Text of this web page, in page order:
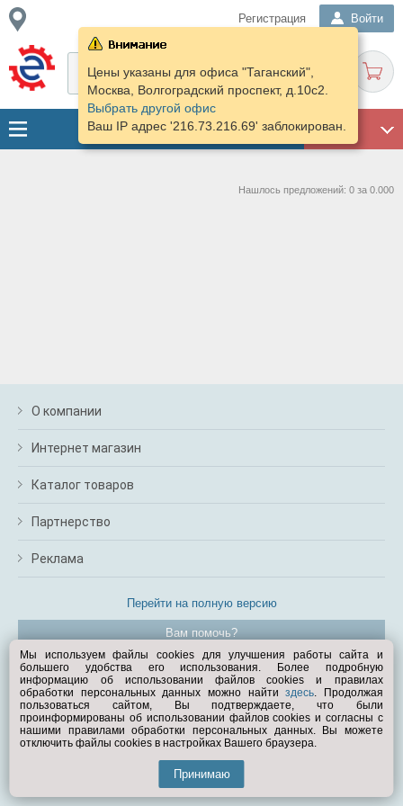
Регистрация Войти
ГАРАЖ
Цены указаны для офиса "Таганский",
Москва, Волгоградский проспект, д.10с2.
Выбрать другой офис
Ваш IP адрес '216.73.216.69' заблокирован.
Нашлось предложений: 0 за 0.000
О компании
Интернет магазин
Каталог товаров
Партнерство
Реклама
Перейти на полную версию
Вам помочь?
© Exist.ru 1998—2026
Мы используем файлы cookies для улучшения работы сайта и
большего удобства его использования. Более подробную
информацию об использовании файлов cookies и правилах
обработки персональных данных можно найтиздесь. Продолжая
пользоваться сайтом, Вы подтверждаете, что были
проинформированы об использовании файлов cookies и согласны с
нашими правилами обработки персональных данных. Вы можете
отключить файлы cookies в настройках Вашего браузера.
Принимаю